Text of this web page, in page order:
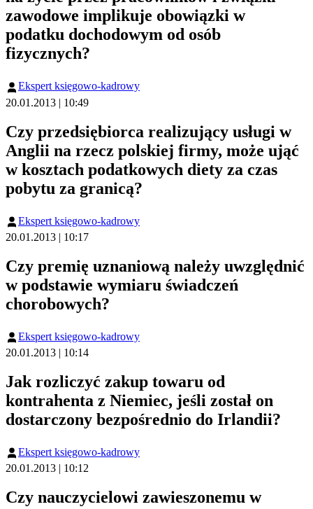
zawodowe implikuje obowiązki w
podatku dochodowym od osób
fizycznych?
Ekspert księgowo-kadrowy
20.01.2013 | 10:49
Czy przedsiębiorca realizujący usługi w
Anglii na rzecz polskiej firmy, może ująć
w kosztach podatkowych diety za czas
pobytu za granicą?
Ekspert księgowo-kadrowy
20.01.2013 | 10:17
Czy premię uznaniową należy uwzględnić
w podstawie wymiaru świadczeń
chorobowych?
Ekspert księgowo-kadrowy
20.01.2013 | 10:14
Jak rozliczyć zakup towaru od
kontrahenta z Niemiec, jeśli został on
dostarczony bezpośrednio do Irlandii?
Ekspert księgowo-kadrowy
20.01.2013 | 10:12
Czy nauczycielowi zawieszonemu w